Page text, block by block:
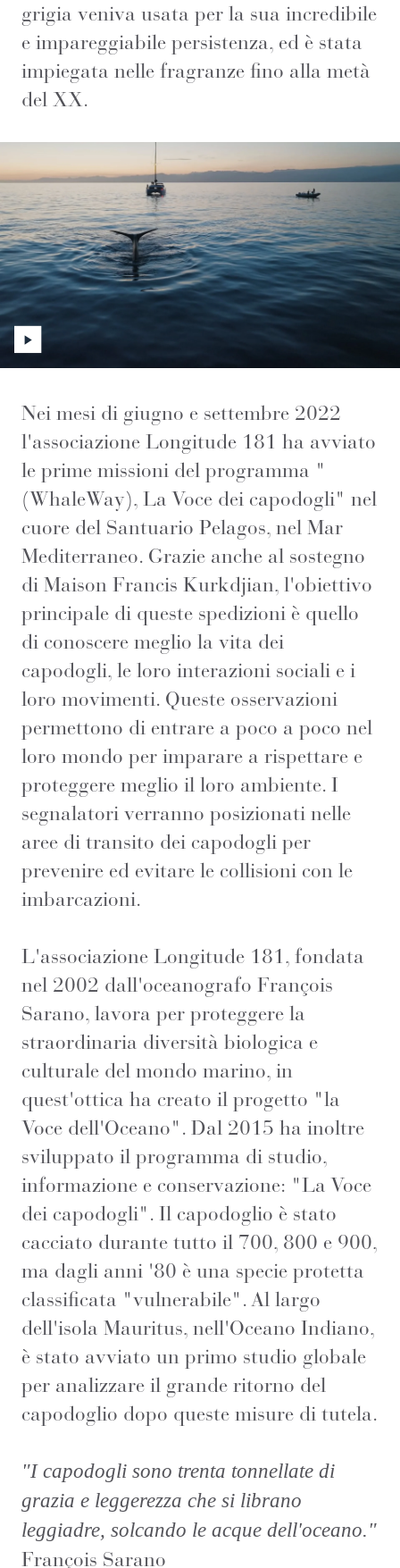
grigia veniva usata per la sua incredibile
e impareggiabile persistenza, ed è stata
impiegata nelle fragranze fino alla metà
del XX.
Nei mesi di giugno e settembre 2022
l'associazione Longitude 181 ha avviato
le prime missioni del programma "
(WhaleWay), La Voce dei capodogli" nel
cuore del Santuario Pelagos, nel Mar
Mediterraneo. Grazie anche al sostegno
di Maison Francis Kurkdjian, l'obiettivo
principale di queste spedizioni è quello
di conoscere meglio la vita dei
capodogli, le loro interazioni sociali e i
loro movimenti. Queste osservazioni
permettono di entrare a poco a poco nel
loro mondo per imparare a rispettare e
proteggere meglio il loro ambiente. I
segnalatori verranno posizionati nelle
aree di transito dei capodogli per
prevenire ed evitare le collisioni con le
imbarcazioni.
L'associazione Longitude 181, fondata
nel 2002 dall'oceanografo François
Sarano, lavora per proteggere la
straordinaria diversità biologica e
culturale del mondo marino, in
quest'ottica ha creato il progetto "la
Voce dell'Oceano". Dal 2015 ha inoltre
sviluppato il programma di studio,
informazione e conservazione: "La Voce
dei capodogli". Il capodoglio è stato
cacciato durante tutto il 700, 800 e 900,
ma dagli anni '80 è una specie protetta
classificata "vulnerabile". Al largo
dell'isola Mauritus, nell'Oceano Indiano,
è stato avviato un primo studio globale
per analizzare il grande ritorno del
capodoglio dopo queste misure di tutela.
"I capodogli sono trenta tonnellate di
grazia e leggerezza che si librano
leggiadre, solcando le acque dell'oceano."
François Sarano